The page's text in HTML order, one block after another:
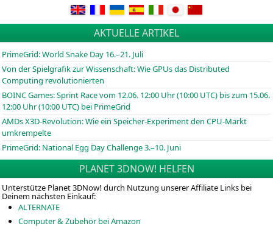
AKTUELLE ARTIKEL
PrimeGrid: World Snake Day 16.–21. Juli
Von der Spielgrafik zur Wissenschaft: Wie GPUs das Distributed
Computing revolutionierten
BOINCGames: Sprint Race vom 12.06. 12:00 Uhr (10:00 UTC) bis zum 15.06.
12:00 Uhr (10:00 UTC) bei PrimeGrid
AMDs X3D-Revolution: Wie ein Speicher-Experiment den CPU-Markt
umkrempelte
PrimeGrid: National Egg Day Challenge 3.–10. Juni
PLANET 3DNOW! HELFEN
Unterstütze Planet 3DNow! durch Nutzung unserer Affiliate Links bei
Deinem nächsten Einkauf:
ALTERNATE
Computer & Zubehör bei Amazon